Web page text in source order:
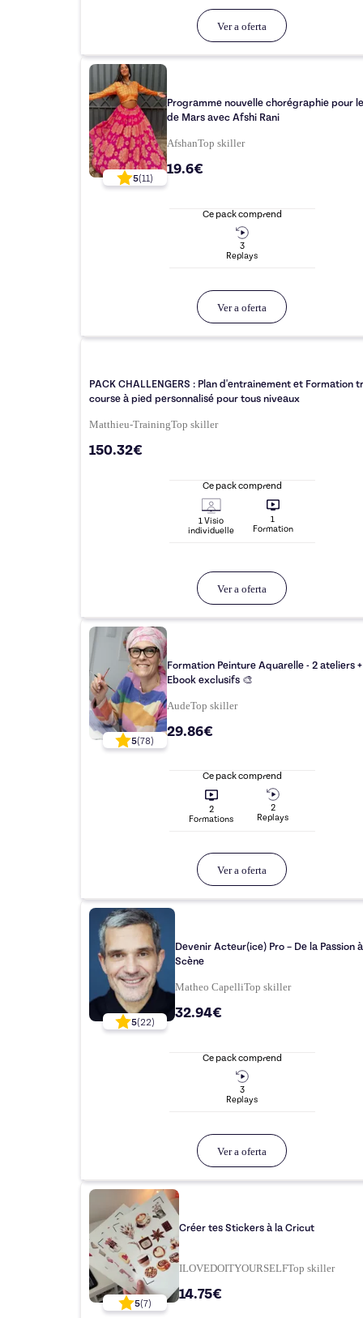
Ver a oferta
5(11)
Programme nouvelle chorégraphie pour
de Mars avec Afshi Rani
AfshanTop skiller
19.6€
Ce pack comprend
3
Replays
Ver a oferta
PACK CHALLENGERS : Plan d'entrainement et Formation
course à pied personnalisé pour tous niveaux
Matthieu-TrainingTop skiller
150.32€
Ce pack comprend
1Visio
individuelle
1
Formation
Ver a oferta
5(78)
Formation Peinture Aquarelle - 2 ateliers
Ebook exclusifs 🎨
AudeTop skiller
29.86€
Ce pack comprend
2
Formations
2
Replays
Ver a oferta
5(22)
Devenir Acteur(ice) Pro – De la Passion
Scène
Matheo CapelliTop skiller
32.94€
Ce pack comprend
3
Replays
Ver a oferta
5(7)
Créer tes Stickers à la Cricut
ILOVEDOITYOURSELFTop skiller
14.75€